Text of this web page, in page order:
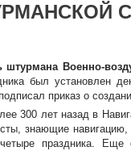
штурмана Военно-
был установлен
приказ о
300 лет назад в
знающие
праздника.